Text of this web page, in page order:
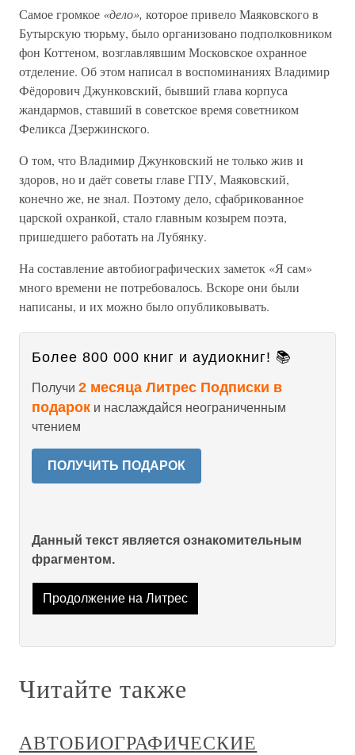
Самое громкое «дело», которое привело Маяковского в
Бутырскую тюрьму, было организовано подполковником
фон Коттеном, возглавлявшим Московское охранное
отделение. Об этом написал в воспоминаниях Владимир
Фёдорович Джунковский, бывший глава корпуса
жандармов, ставший в советское время советником
Феликса Дзержинского.
О том, что Владимир Джунковский не только жив и
здоров, но и даёт советы главе ГПУ, Маяковский,
конечно же, не знал. Поэтому дело, сфабрикованное
царской охранкой, стало главным козырем поэта,
пришедшего работать на Лубянку.
На составление автобиографических заметок «Я сам»
много времени не потребовалось. Вскоре они были
написаны, и их можно было опубликовывать.
Более 800 000 книг и аудиокниг! 📚
Получи 2 месяца Литрес Подписки в
подарок и наслаждайся неограниченным
чтением
ПОЛУЧИТЬ ПОДАРОК
Данный текст является ознакомительным
фрагментом.
Продолжение на Литрес
Читайте также
АВТОБИОГРАФИЧЕСКИЕ